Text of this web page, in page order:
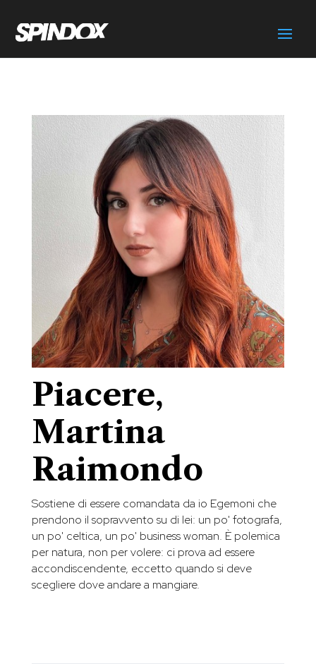
Piacere,
Martina
Raimondo
Sostiene di essere comandata da io Egemoni che
prendono il sopravvento su di lei: un po' fotografa,
un po' celtica, un po' business woman. È polemica
per natura, non per volere: ci prova ad essere
accondiscendente, eccetto quando si deve
scegliere dove andare a mangiare.